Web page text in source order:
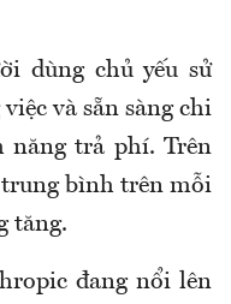
dùng chủ yếu sử
và sẵn sàng chi
năng trả phí. Trên
bình trên mỗi
tăng.
đang nổi lên